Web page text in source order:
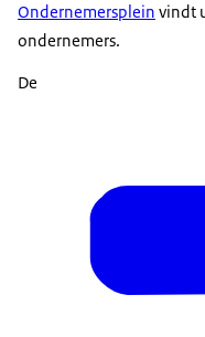
Ondernemersplein vindt
ondernemers.
De